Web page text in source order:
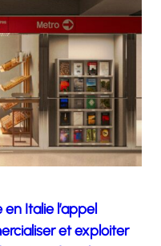
Italie l’appel
et exploiter